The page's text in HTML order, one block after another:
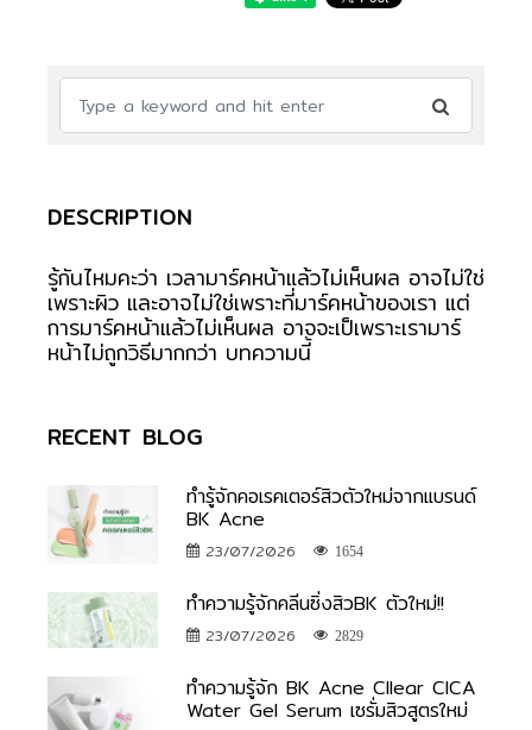
DESCRIPTION
รู้กันไหมคะว่า เวลามาร์คหน้าแล้วไม่เห็นผล อาจไม่ใช่
เพราะผิว และอาจไม่ใช่เพราะที่มาร์คหน้าของเรา แต่
การมาร์คหน้าแล้วไม่เห็นผล อาจจะเป็เพราะเรามาร์
หน้าไม่ถูกวิธีมากกว่า บทความนี้
RECENT BLOG
ทำรู้จักคอเรคเตอร์สิวตัวใหม่จากแบรนด์
BK Acne
23/07/2026 1654
ทำความรู้จักคลีนซิ่งสิวBK ตัวใหม่!!
23/07/2026 2829
ทำความรู้จัก BK Acne Cllear CICA
Water Gel Serum เซรั่มสิวสูตรใหม่